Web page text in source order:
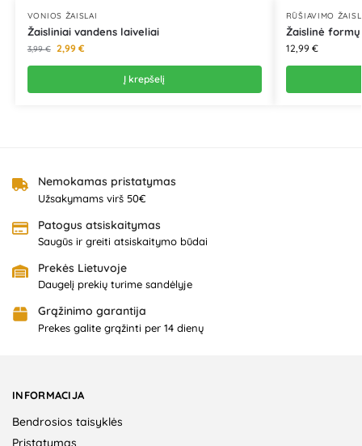
VONIOS ŽAISLAI
Žaisliniai vandens laiveliai
3,99€ 2,99 €
Į krepšelį
RŪŠIAVIMO
Žaislinė
12,99 €
Nemokamas pristatymas
Užsakymams virš 50€
Patogus atsiskaitymas
Saugūs ir greiti atsiskaitymo būdai
Prekės Lietuvoje
Daugelį prekių turime sandėlyje
Grąžinimo garantija
Prekes galite grąžinti per 14 dienų
INFORMACIJA
Bendrosios taisyklės
Pristatymas